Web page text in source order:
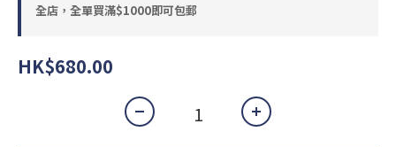
全店，全單買滿$1000即可包郵
HK$680.00